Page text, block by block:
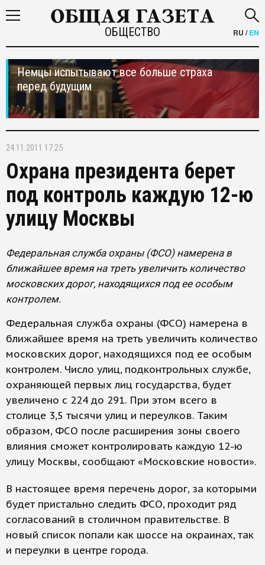
ОБЩЕСТВО RU /EN
Немцы испытывают все больше страха
перед будущим
24.11.2011 17:25
Охрана президента берет
под контроль каждую 12-ю
улицу Москвы
Федеральная служба охраны (ФСО) намерена в
ближайшее время на треть увеличить количество
московских дорог, находящихся под ее особым
контролем.
Федеральная служба охраны (ФСО) намерена в
ближайшее время на треть увеличить количество
московских дорог, находящихся под ее особым
контролем. Число улиц, подконтрольных службе,
охраняющей первых лиц государства, будет
увеличено с 224 до 291. При этом всего в
столице 3,5 тысячи улиц и переулков. Таким
образом, ФСО после расширения зоны своего
влияния сможет контролировать каждую 12-ю
улицу Москвы, сообщают «Московские новости».
В настоящее время перечень дорог, за которыми
будет пристально следить ФСО, проходит ряд
согласований в столичном правительстве. В
новый список попали как шоссе на окраинах, так
и переулки в центре города.